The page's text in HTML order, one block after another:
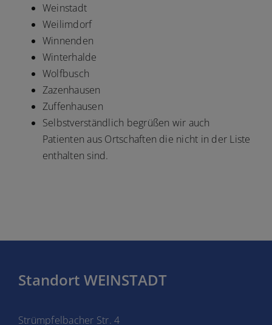
Weinstadt
Weilimdorf
Winnenden
Winterhalde
Wolfbusch
Zazenhausen
Zuffenhausen
Selbstverständlich begrüßen wir auch
Patienten aus Ortschaften die nicht in der Liste
enthalten sind.
Standort WEINSTADT
Strümpfelbacher Str. 4